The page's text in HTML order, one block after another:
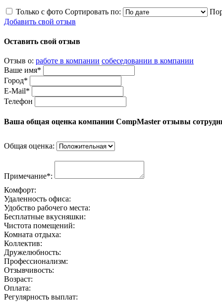
Только с фото Сортировать по:
Добавить свой отзыв
Оставить свой отзыв
Отзыв о: работе в компании собеседовании в компании
Ваше имя*
Город*
E-Mail*
Телефон
Ваша общая оценка компании CompMaster отзывы
Общая оценка:
Примечание*:
Комфорт:
Удаленность офиса:
Удобство рабочего места:
Бесплатные вкусняшки:
Чистота помещений:
Комната отдыха:
Коллектив:
Дружелюбность:
Профессионализм:
Отзывчивость:
Возраст:
Оплата:
Регулярность выплат: